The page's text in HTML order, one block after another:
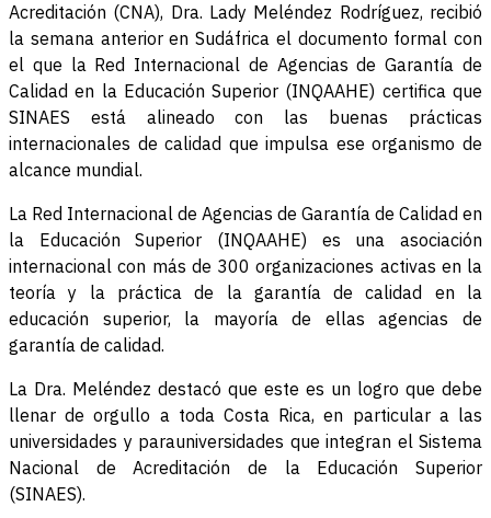
Acreditación (CNA), Dra. Lady Meléndez Rodríguez, recibió
la semana anterior en Sudáfrica el documento formal con
el que la Red Internacional de Agencias de Garantía de
Calidad en la Educación Superior (INQAAHE) certifica que
SINAES está alineado con las buenas prácticas
internacionales de calidad que impulsa ese organismo de
alcance mundial.
La Red Internacional de Agencias de Garantía de Calidad en
la Educación Superior (INQAAHE) es una asociación
internacional con más de 300 organizaciones activas en la
teoría y la práctica de la garantía de calidad en la
educación superior, la mayoría de ellas agencias de
garantía de calidad.
La Dra. Meléndez destacó que este es un logro que debe
llenar de orgullo a toda Costa Rica, en particular a las
universidades y parauniversidades que integran el Sistema
Nacional de Acreditación de la Educación Superior
(SINAES).